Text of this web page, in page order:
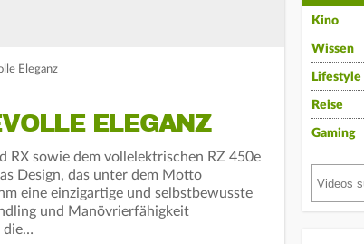
Eleganz
ELEGANZ
RX sowie dem vollelektrischen RZ 450e
Design, das unter dem Motto
eine einzigartige und selbstbewusste
und Manövrierfähigkeit
die…
Kino
Wissen
Lifestyle
Reise
Gaming